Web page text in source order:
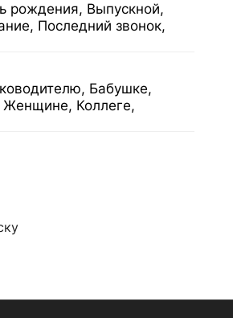
рождения, Выпускной,
Последний звонок,
Бабушке,
Коллеге,